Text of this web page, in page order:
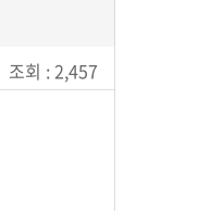
조회 : 2,457